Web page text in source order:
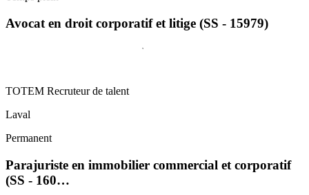
Avocat en droit corporatif et litige (SS - 15979)
TOTEM Recruteur de talent
Laval
Permanent
Parajuriste en immobilier commercial et corporatif
(SS - 160…